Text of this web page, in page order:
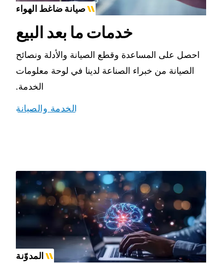
صيانة ضاغط الهواء
خدمات ما بعد البيع
احصل على المساعدة وقطع الصيانة والأدلة ونصائح
الصيانة من خبراء الصناعة لدينا في لوحة معلومات
الخدمة.
الخدمة والصيانة
المدوّنة